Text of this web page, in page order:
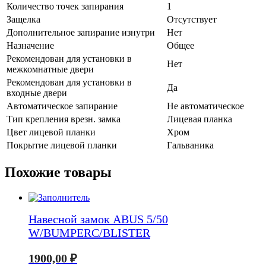
Количество точек запирания
1
Защелка
Отсутствует
Дополнительное запирание изнутри
Нет
Назначение
Общее
Рекомендован для установки в
межкомнатные двери
Нет
Рекомендован для установки в
входные двери
Да
Автоматическое запирание
Не автоматическое
Тип крепления врезн. замка
Лицевая планка
Цвет лицевой планки
Хром
Покрытие лицевой планки
Гальваника
Похожие товары
Навесной замок ABUS 5/50
W/BUMPERC/BLISTER
1900,00 ₽